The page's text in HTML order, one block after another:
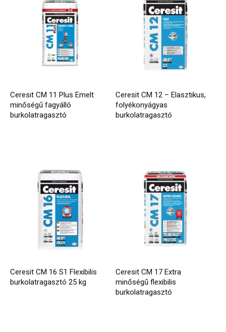
Ceresit CM 11 Plus Emelt
minőségű fagyálló
burkolatragasztó
Ceresit CM 12 – Elasztikus,
folyékonyágyas
burkolatragasztó
Ceresit CM 16 S1 Flexibilis
burkolatragasztó 25 kg
Ceresit CM 17 Extra
minőségű flexibilis
burkolatragasztó